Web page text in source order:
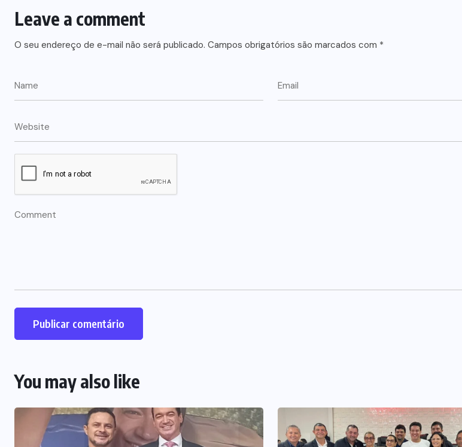
Leave a comment
O seu endereço de e-mail não será publicado. Campos obrigatórios são marcados com *
You may also like